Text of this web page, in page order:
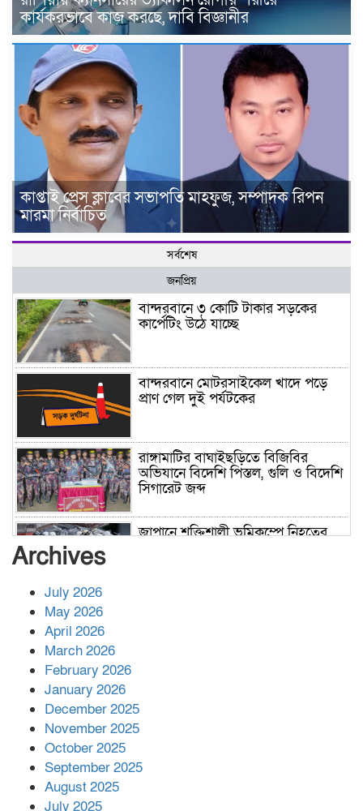
কার্যকরভাবে কাজ করছে, দাবি বিজ্ঞানীর
কাপ্তাই প্রেস ক্লাবের সভাপতি মাহফুজ, সম্পাদক রিপন
মারমা নির্বাচিত
সর্বশেষ
জনপ্রিয়
বান্দরবানে ৩ কোটি টাকার সড়কের
কার্পেটিং উঠে যাচ্ছে
বান্দরবানে মোটরসাইকেল খাদে পড়ে
প্রাণ গেল দুই পর্যটকের
রাঙ্গামাটির বাঘাইছড়িতে বিজিবির
অভিযানে বিদেশি পিস্তল, গুলি ও বিদেশি
সিগারেট জব্দ
জাপানে শক্তিশালী ভূমিকম্পে নিহতের
পর ফোন তারেক রহমানের,গ্যাস সঙ্কট
Archives
July 2026
May 2026
April 2026
March 2026
February 2026
January 2026
December 2025
November 2025
October 2025
September 2025
August 2025
July 2025